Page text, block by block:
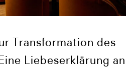
Transformation des
Liebeserklärung an